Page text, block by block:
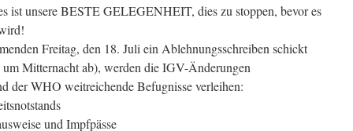
ist unsere BESTE GELEGENHEIT, dies zu stoppen, bevor es
Freitag, den 18. Juli ein Ablehnungsschreiben schickt
Mitternacht ab), werden die IGV-Änderungen
WHO weitreichende Befugnisse verleihen:
und Impfpässe